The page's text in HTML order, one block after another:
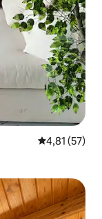
4,81 de uma
4,81 (57)